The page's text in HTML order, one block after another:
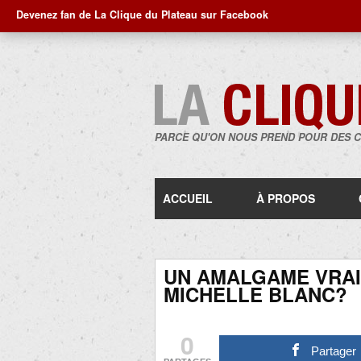
Devenez fan de La Clique du Plateau sur Facebook
PARCE QU'ON NOUS PREND POUR DES
ACCUEIL À PROPOS
UN AMALGAME
MICHELLE BLANC?
0 Partager